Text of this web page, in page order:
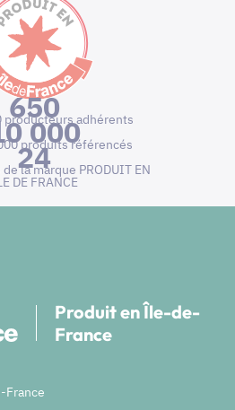
650
producteurs adhérents
000
produits référencés
24
la marque PRODUIT EN
DE FRANCE
Produit en Île-de-
France
France